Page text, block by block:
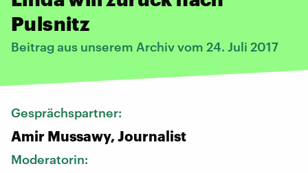
Pulsnitz
Beitrag aus unserem Archiv vom 24. Juli 2017
Gesprächspartner:
Amir Mussawy, Journalist
Moderatorin: